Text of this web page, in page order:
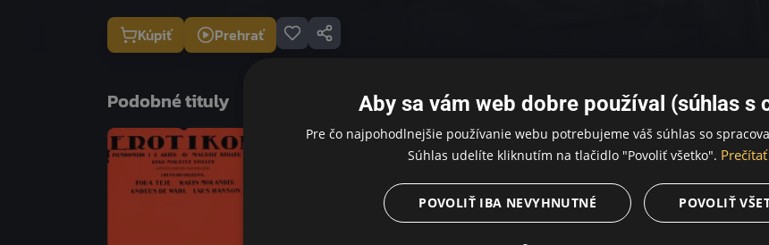
Kúpiť Prehrať
Podobné tituly Aby sa vám web dobre používal (súhlas s
Pre čo najpohodlnejšie používanie webu potrebujeme váš súhlas so
Súhlas udelíte kliknutím na tlačidlo "Povoliť všetko".
POVOLIŤ
POVOLIŤ IBA NEVYHNUTNÉ